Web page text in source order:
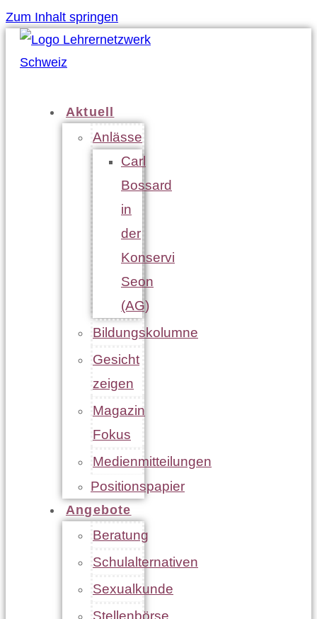
Zum Inhalt springen
Aktuell
Anlässe
Carl
Bossard
in
der
Konservi
Seon
(AG)
Bildungskolumne
Gesicht
zeigen
Magazin
Fokus
Medienmitteilungen
Positionspapier
Angebote
Beratung
Schulalternativen
Sexualkunde
Stellenbörse